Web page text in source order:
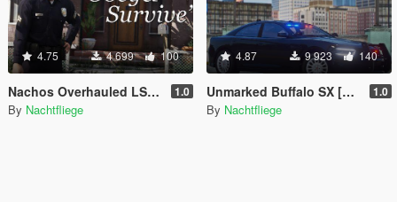
4.75 4 699 100
Nachos Overhauled LSPD Peds [Add-On | Lore-Friendly] 1.0
By Nachtfliege
4.87 9 923 140
Unmarked Buffalo SX [Add-On | Lore-Friendly] 1.0
By Nachtfliege